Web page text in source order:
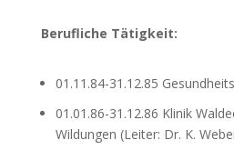
Berufliche Tätigkeit:
01.11.84-31.12.85
01.01.86-31.12.86 Klinik
Wildungen (Leiter: Dr. K.